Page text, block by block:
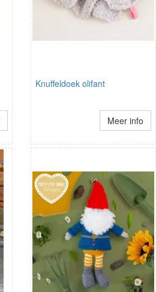
Knuffeldoek olifant
Meer info